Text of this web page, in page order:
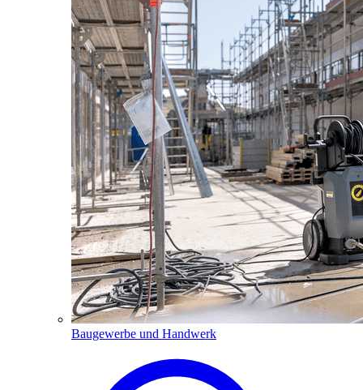
Baugewerbe und Handwerk